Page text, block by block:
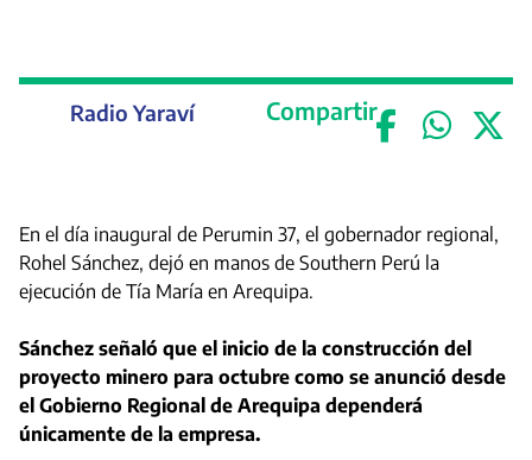
Radio Yaraví Compartir
En el día inaugural de Perumin 37, el gobernador regional,
Rohel Sánchez, dejó en manos de Southern Perú la
ejecución de Tía María en Arequipa.
Sánchez señaló que el inicio de la construcción del
proyecto minero para octubre como se anunció desde
el Gobierno Regional de Arequipa dependerá
únicamente de la empresa.